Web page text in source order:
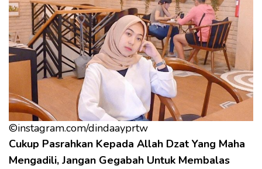
©instagram.com/dindaayprtw
Cukup Pasrahkan Kepada Allah Dzat Yang Maha
Mengadili, Jangan Gegabah Untuk Membalas